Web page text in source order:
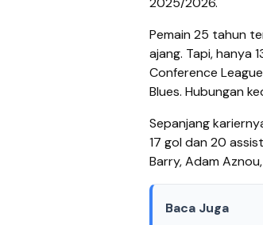
Pemain 25 tahun
ajang. Tapi, hanya
Conference
Blues. Hubungan
Sepanjang
17 gol dan 20
Barry, Adam
Baca Juga